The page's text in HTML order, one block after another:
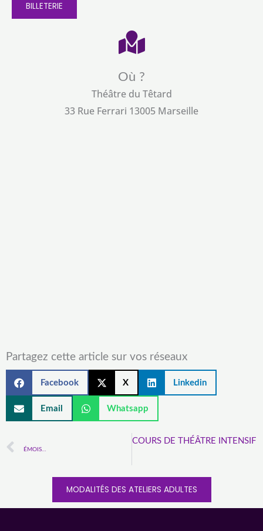
BILLETERIE
Où ?
Théâtre du Têtard
33 Rue Ferrari 13005 Marseille
Partagez cette article sur vos réseaux
Facebook X Linkedin
Email Whatsapp
Précédent
ÉMOIS…
COURS DE THÉÂTRE INTENSIF
MODALITÉS DES ATELIERS ADULTES